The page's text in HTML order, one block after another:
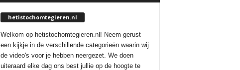
hetistochomtegieren.nl
Welkom op hetistochomtegieren.nl! Neem gerust
een kijkje in de verschillende categorieën waarin wij
de video's voor je hebben neergezet. We doen
uiteraard elke dag ons best jullie op de hoogte te